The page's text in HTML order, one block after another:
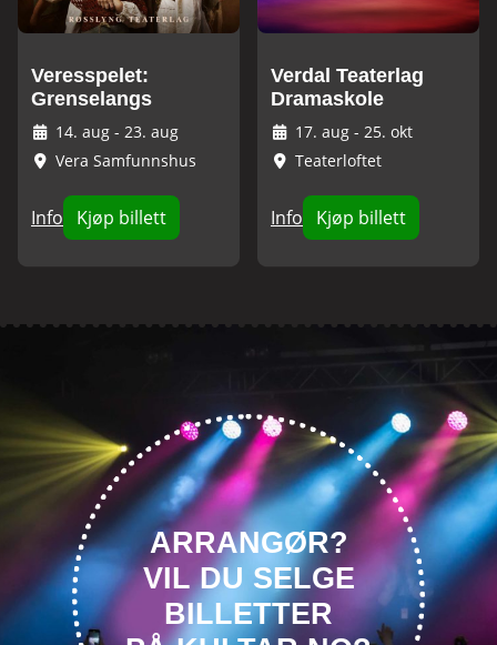
Veresspelet:
Grenselangs
14. aug - 23. aug
Vera Samfunnshus
Info Kjøp billett
Verdal Teaterlag
Dramaskole
17. aug - 25. okt
Teaterloftet
Info Kjøp billett
ARRANGØR?
VIL DU SELGE
BILLETTER